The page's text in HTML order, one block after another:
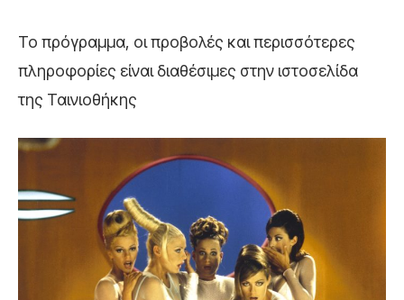
Το πρόγραμμα, οι προβολές και περισσότερες
πληροφορίες είναι διαθέσιμες στην ιστοσελίδα
της Ταινιοθήκης